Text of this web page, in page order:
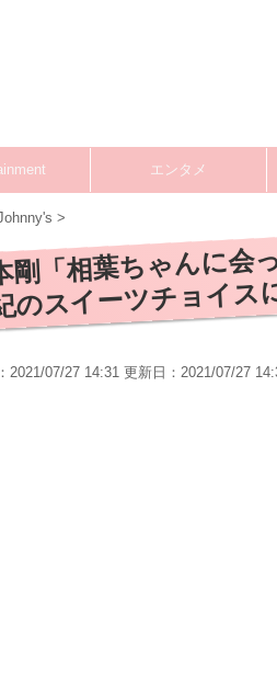
エンタメ
>
剛「相葉ちゃんに会
のスイーツチョイス
2021/07/27 14:31 更新日： 2021/07/27